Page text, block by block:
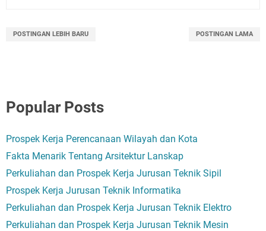
POSTINGAN LEBIH BARU POSTINGAN LAMA
Popular Posts
Prospek Kerja Perencanaan Wilayah dan Kota
Fakta Menarik Tentang Arsitektur Lanskap
Perkuliahan dan Prospek Kerja Jurusan Teknik Sipil
Prospek Kerja Jurusan Teknik Informatika
Perkuliahan dan Prospek Kerja Jurusan Teknik Elektro
Perkuliahan dan Prospek Kerja Jurusan Teknik Mesin